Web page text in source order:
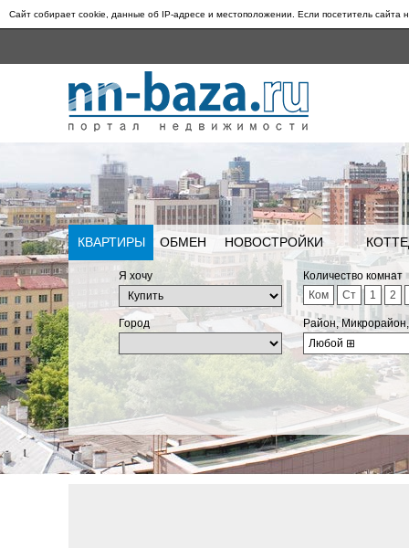
Сайт собирает cookie, данные об IP-адресе и местоположении. Если посетитель сайта
КВАРТИРЫ ОБМЕН НОВОСТРОЙКИ
Я хочу
Количество комнат
Ком
Ст 1 2
Город
Район,
Любой ⊞